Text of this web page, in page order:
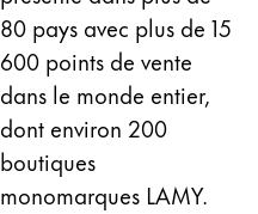
80 pays avec plus de 15
600 points de vente
dans le monde entier,
dont environ 200
boutiques
monomarques LAMY.